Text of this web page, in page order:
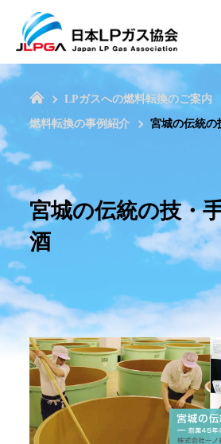
LPガスへの燃料転換のご案内
燃料転換の事例紹介 宮城の伝統の
宮城の伝統の技・
酒